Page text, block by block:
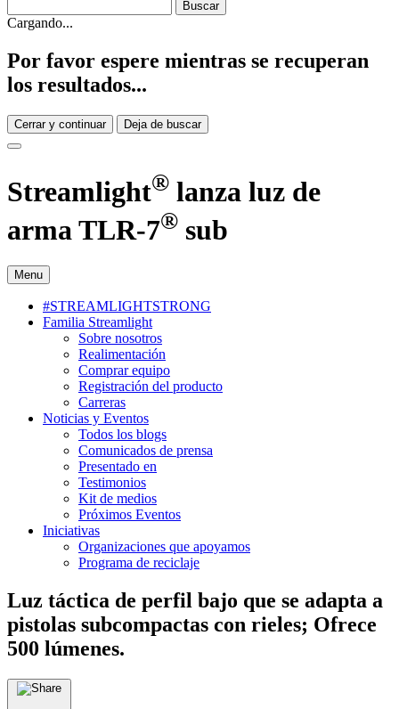
Cargando...
Por favor espere mientras se recuperan
los resultados...
Cerrar y continuar Deja de buscar
Streamlight® lanza luz de
arma TLR-7® sub
Menu
#STREAMLIGHTSTRONG
Familia Streamlight
Sobre nosotros
Realimentación
Comprar equipo
Registración del producto
Carreras
Noticias y Eventos
Todos los blogs
Comunicados de prensa
Presentado en
Testimonios
Kit de medios
Próximos Eventos
Iniciativas
Organizaciones que apoyamos
Programa de reciclaje
Luz táctica de perfil bajo que se adapta a
pistolas subcompactas con rieles; Ofrece
500 lúmenes.